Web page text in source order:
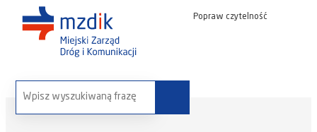
Popraw czytelność
wyszukaj na stronie: